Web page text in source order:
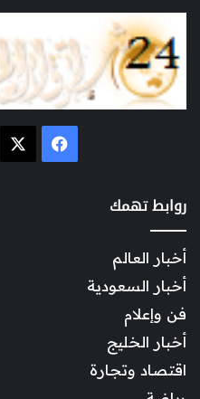
فيسبوك
روابط تهمك
أخبار العالم
أخبار السعودية
فن وإعلام
أخبار الخليج
اقتصاد وتجارة